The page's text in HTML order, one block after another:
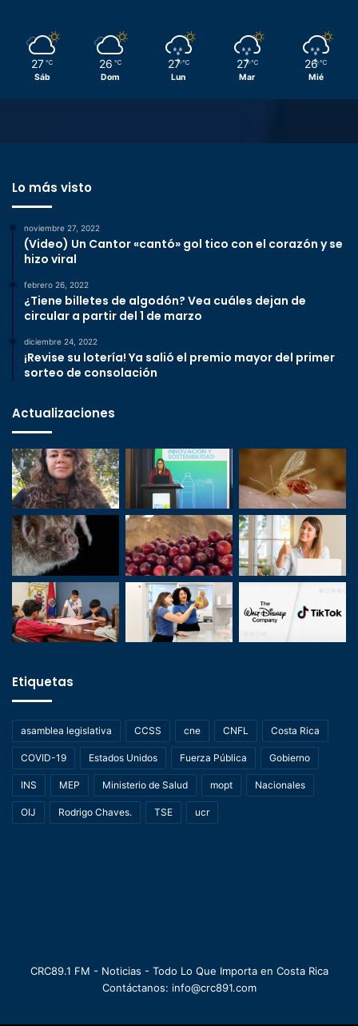
27 ℃
Sáb
26 ℃
Dom
27 ℃
Lun
27 ℃
Mar
26 ℃
Mié
Lo más visto
noviembre 27, 2022
(Video) Un Cantor «cantó» gol tico con el corazón y se
hizo viral
febrero 26, 2022
¿Tiene billetes de algodón? Vea cuáles dejan de
circular a partir del 1 de marzo
diciembre 24, 2022
¡Revise su lotería! Ya salió el premio mayor del primer
sorteo de consolación
Actualizaciones
Etiquetas
asamblea legislativa CCSS cne CNFL Costa Rica
COVID-19 Estados Unidos Fuerza Pública Gobierno
INS MEP Ministerio de Salud mopt Nacionales
OIJ Rodrigo Chaves. TSE ucr
CRC89.1 FM - Noticias - Todo Lo Que Importa en Costa Rica
Contáctanos: info@crc891.com